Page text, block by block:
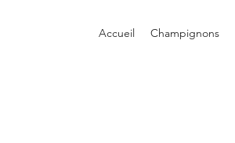
Accueil Champignons